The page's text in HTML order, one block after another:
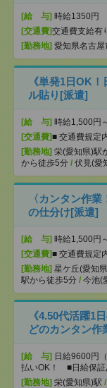
[給 与] 時給1350円
[交通費]交通費支給有
[勤務地] 愛知県名古
《単発1日OK
ル貼り[派遣]
[給 与] 時給1,500円
[交通費]■ 交通費規定
[勤務地] 栄(愛知県)駅
から徒歩5分 / 伏見(愛
〈カンタン作
の仕分け[派遣]
[給 与] 時給1,500円
[交通費]■ 交通費規定
[勤務地] 星ケ丘(愛知
駅から徒歩5分 / 今池(
《4.50代活躍1
どのカンタン作
[給 与] 日給9600円
払いOK！ ■日給保証
[勤務地] 栄(愛知県)駅 /